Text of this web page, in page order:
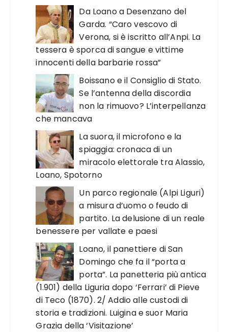
Da Loano a Desenzano del
Garda. “Caro vescovo di
Verona, si è iscritto all’Anpi. La
tessera è sporca di sangue e vittime
innocenti della barbarie rossa”
Boissano e il Consiglio di Stato.
Se l’antenna della discordia
non la rimuovo? L’interpellanza
che mancava
La suora, il microfono e la
spiaggia: cronaca di un
miracolo elettorale tra Alassio,
Loano, Spotorno
Un parco regionale (Alpi Liguri)
a misura d’uomo o feudo di
partito. La delusione di un reale
benessere per vallate e paesi
Loano, il panettiere di San
Domingo che fa il “porta a
porta”. La panetteria più antica
(1.901) della Liguria dopo ‘Ferrari’ di Pieve
di Teco (1870). 2/ Addio alle custodi di
storia e tradizioni. Luigina e suor Maria
Grazia della ‘Visitazione’